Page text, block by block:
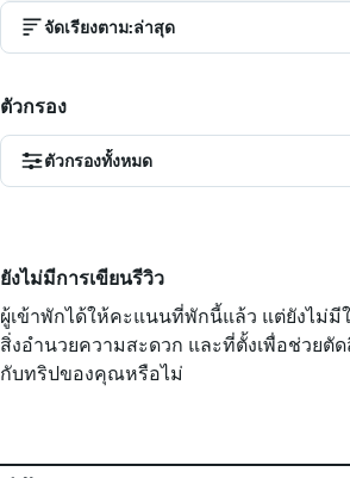
จัดเรียงตาม:ล่าสุด
ตัวกรอง
ตัวกรองทั้งหมด
ยังไม่มีการเขียนรีวิว
ผู้เข้าพักได้ให้คะแนนที่พักนี้แล้ว แต่ยังไม่มี
สิ่งอำนวยความสะดวก และที่ตั้งเพื่อช่วยตั
กับทริปของคุณหรือไม่